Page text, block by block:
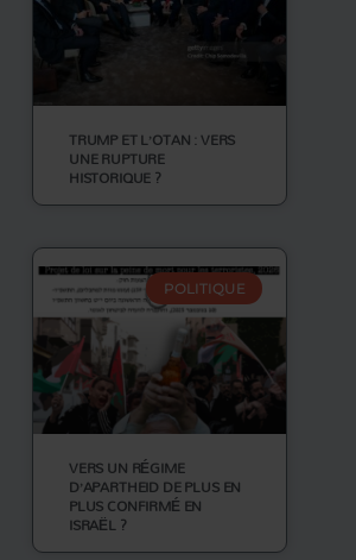
TRUMP ET L’OTAN : VERS
UNE RUPTURE
HISTORIQUE ?
POLITIQUE
VERS UN RÉGIME
D’APARTHEID DE PLUS EN
PLUS CONFIRMÉ EN
ISRAËL ?